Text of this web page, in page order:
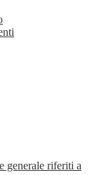
generale riferiti a